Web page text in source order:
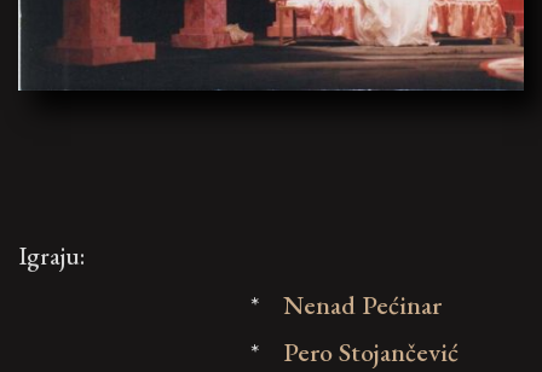
Igraju:
*
Nenad Pećinar
*
Pero Stojančević